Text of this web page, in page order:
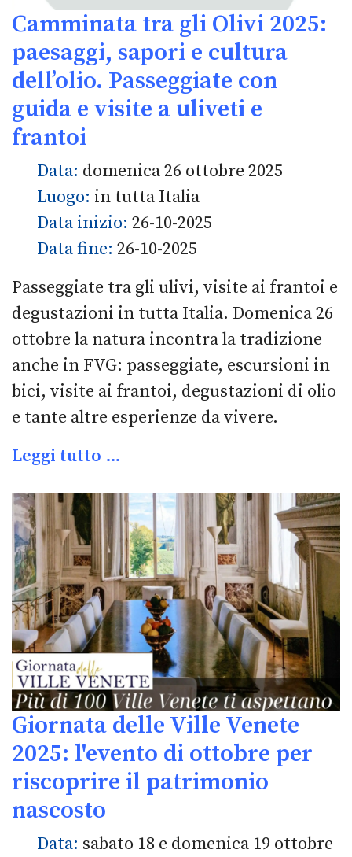
Camminata tra gli Olivi 2025:
paesaggi, sapori e cultura
dell’olio. Passeggiate con
guida e visite a uliveti e
frantoi
Data: domenica 26 ottobre 2025
Luogo: in tutta Italia
Data inizio: 26-10-2025
Data fine: 26-10-2025
Passeggiate tra gli ulivi, visite ai frantoi e
degustazioni in tutta Italia. Domenica 26
ottobre la natura incontra la tradizione
anche in FVG: passeggiate, escursioni in
bici, visite ai frantoi, degustazioni di olio
e tante altre esperienze da vivere.
Leggi tutto …
Giornata delle Ville Venete
2025: l'evento di ottobre per
riscoprire il patrimonio
nascosto
Data: sabato 18 e domenica 19 ottobre